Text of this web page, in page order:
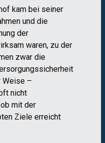
kam bei seiner
und die
der
waren, zu der
zwar die
Weise –
nicht
mit der
Ziele erreicht